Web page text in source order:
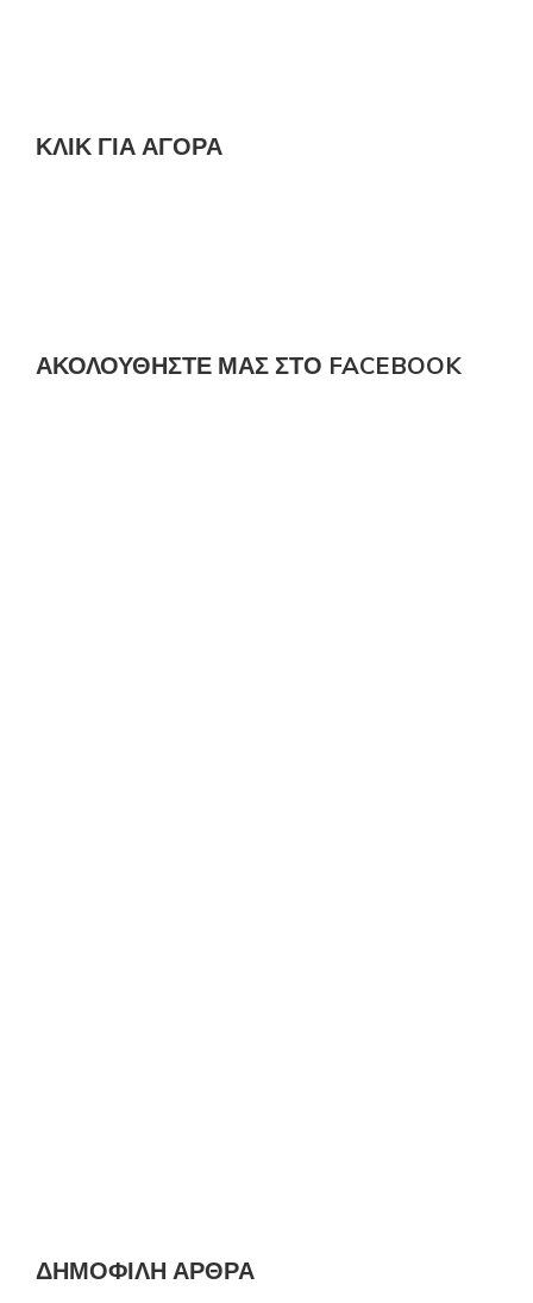
ΚΛΙΚ ΓΙΑ ΑΓΟΡΆ
ΑΚΟΛΟΎΘΗΣΤΕ ΜΑΣ ΣΤΟ FACEBOOK
ΔΗΜΟΦΙΛΉ ΆΡΘΡΑ